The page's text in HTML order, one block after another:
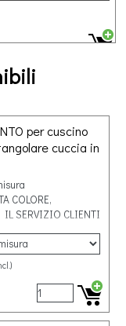
per cuscino
cuccia in
COLORE,
IL SERVIZIO CLIENTI